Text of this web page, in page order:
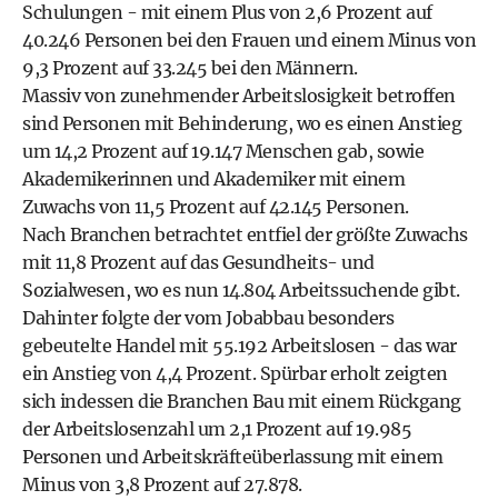
Schulungen - mit einem Plus von 2,6 Prozent auf
40.246 Personen bei den Frauen und einem Minus von
9,3 Prozent auf 33.245 bei den Männern.
Massiv von zunehmender Arbeitslosigkeit betroffen
sind Personen mit Behinderung, wo es einen Anstieg
um 14,2 Prozent auf 19.147 Menschen gab, sowie
Akademikerinnen und Akademiker mit einem
Zuwachs von 11,5 Prozent auf 42.145 Personen.
Nach Branchen betrachtet entfiel der größte Zuwachs
mit 11,8 Prozent auf das Gesundheits- und
Sozialwesen, wo es nun 14.804 Arbeitssuchende gibt.
Dahinter folgte der vom Jobabbau besonders
gebeutelte Handel mit 55.192 Arbeitslosen - das war
ein Anstieg von 4,4 Prozent. Spürbar erholt zeigten
sich indessen die Branchen Bau mit einem Rückgang
der Arbeitslosenzahl um 2,1 Prozent auf 19.985
Personen und Arbeitskräfteüberlassung mit einem
Minus von 3,8 Prozent auf 27.878.